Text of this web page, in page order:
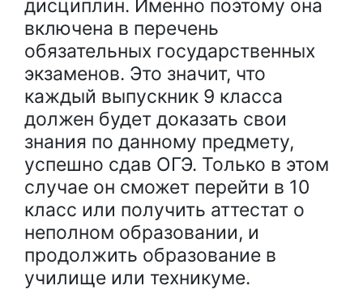
дисциплин. Именно поэтому она
включена в перечень
обязательных государственных
экзаменов. Это значит, что
каждый выпускник 9 класса
должен будет доказать свои
знания по данному предмету,
успешно сдав ОГЭ. Только в этом
случае он сможет перейти в 10
класс или получить аттестат о
неполном образовании, и
продолжить образование в
училище или техникуме.